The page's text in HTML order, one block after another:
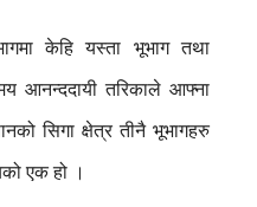
केहि यस्ता भूभाग तथा
आनन्ददायी तरिकाले आफ्ना
सिगा क्षेत्र तीनै भूभागहरु
एक हो ।